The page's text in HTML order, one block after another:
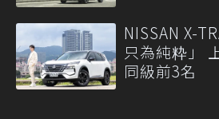
NISSAN X-
只為純粋」
同級前3名